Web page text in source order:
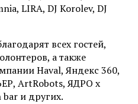
LIRA, DJ Korolev, DJ
всех гостей,
а также
Haval, Яндекс 360,
ArtRobots, ЯДРО х
bar и других.